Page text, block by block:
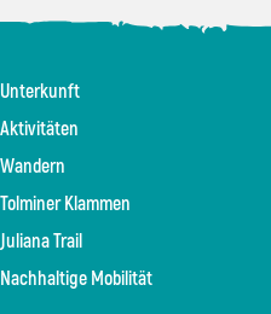
Unterkunft
Aktivitäten
Wandern
Tolminer Klammen
Juliana Trail
Nachhaltige Mobilität